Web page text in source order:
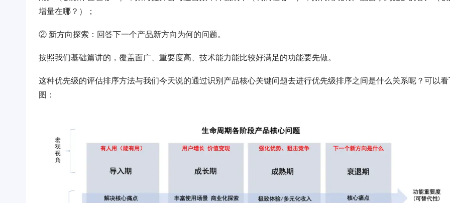
增量在哪？）；
② 新方向探索：回答下一个产品新方向为何的问题。
按照我们基础篇讲的，覆盖面广、重要度高、技术能力能比较好满足的功能要先做。
这种优先级的评估排序方法与我们今天说的通过识别产品核心关键问题去进行优先级排序之间是什么关系呢？可以看
图：